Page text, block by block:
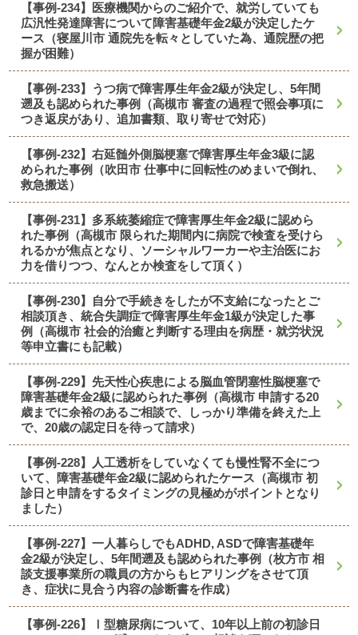
【事例-234】医療機関からのご紹介で、就労していても
広汎性発達障害について障害基礎年金2級が決定したケ
ース（寝屋川市 通院先を転々としていた為、通院歴の把
握が困難）
【事例-233】うつ病で障害厚生年金2級が決定し、5年間
遡及も認められた事例（高槻市 審査の過程で照会事項に
つき返戻があり、追加書類、取り寄せで対応）
【事例-232】右延髄外側脳梗塞で障害厚生年金3級に認
められた事例（吹田市 仕事中に回転性のめまいで倒れ、
救急搬送）
【事例-231】多系統萎縮症で障害厚生年金2級に認めら
れた事例（高槻市 限られた期間内に病院で検査を受けら
れるかが焦点となり、ソーシャルワーカーや主治医にお
力を借りつつ、なんとか検査をして頂く）
【事例-230】自分で手続きをしたが不支給になったとご
相談頂き、統合失調症で障害厚生年金1級が決定した事
例（高槻市 社会的治癒と判断する理由を病歴・就労状況
等申立書にも記載）
【事例-229】先天性心疾患による脳血管閉塞性脳梗塞で
障害基礎年金2級に認められた事例（高槻市 申請する20
歳までに余裕のあるご相談で、しっかり準備を終えた上
で、20歳の認定日を待って請求）
【事例-228】人工透析をしていなくても慢性腎不全につ
いて、障害基礎年金2級に認められたケース（高槻市 初
診日と申請をするタイミングの見極めがポイントとなり
ました）
【事例-227】一人暮らしでもADHD, ASDで障害基礎年
金2級が決定し、5年間遡及も認められた事例（枚方市 相
談支援事業所の職員の方からもヒアリングをさせて頂
き、症状に見合う内容の診断書を作成）
【事例-226】Ⅰ型糖尿病について、10年以上前の初診日